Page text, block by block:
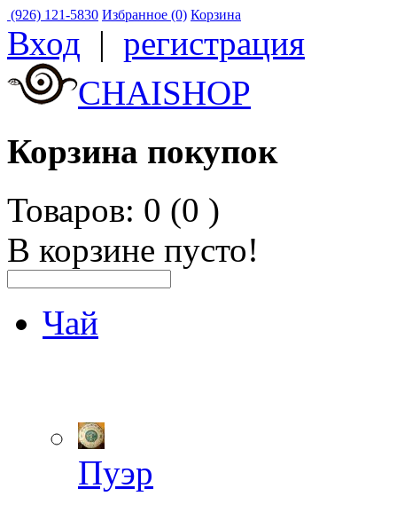
(926) 121-5830 Избранное (0) Корзина
Вход | регистрация
CHAISHOP
Корзина покупок
Товаров: 0 (0 )
В корзине пусто!
Чай
Пуэр